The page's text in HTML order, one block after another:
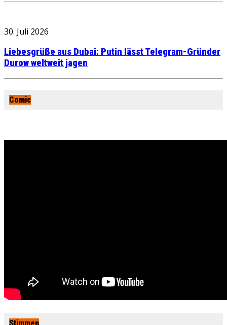
30. Juli 2026
Liebesgrüße aus Dubai: Putin lässt Telegram-Gründer
Durow weltweit jagen
Comic